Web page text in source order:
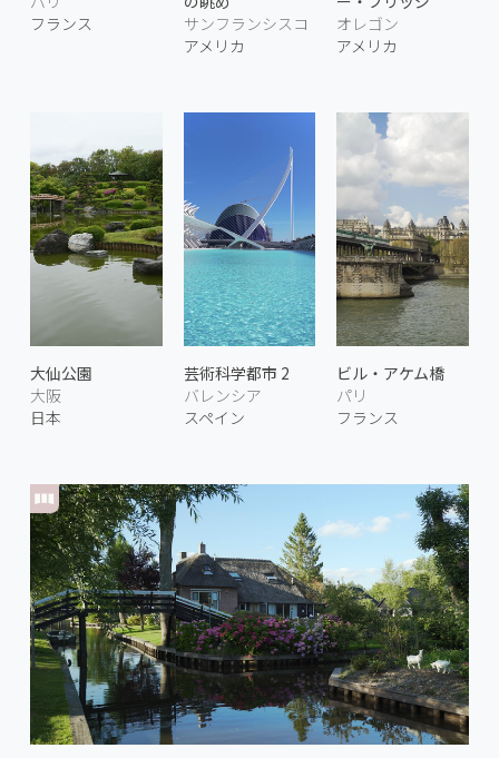
フランス
サンフランシスコ
アメリカ
オレゴン
アメリカ
大仙公園
大阪
日本
芸術科学都市 2
バレンシア
スペイン
ビル・アケム橋
パリ
フランス